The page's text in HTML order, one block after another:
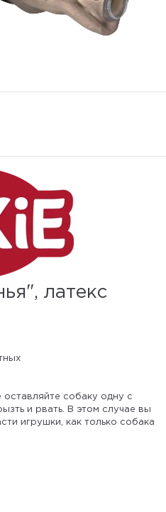
латекс
оставляйте собаку одну с
и рвать. В этом случае вы
игрушки, как только собака